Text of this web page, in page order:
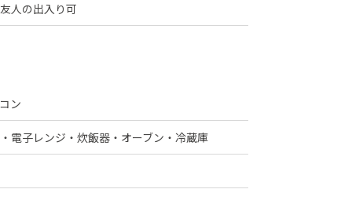
友人の出入り可
ン
電子レンジ・炊飯器・オーブン・冷蔵庫